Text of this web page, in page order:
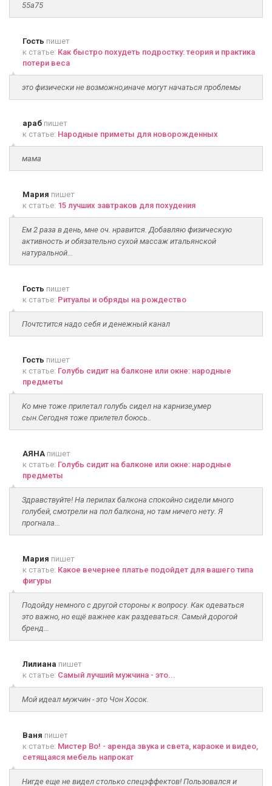
55а75
Гость пишет
к статье: Как быстро похудеть подростку: теория и практика
потери веса
это физически не возможно,иначе могут начаться проблемы
араб пишет
к статье: Народные приметы для новорожденных
мама
Мария пишет
к статье: 15 лучших завтраков для похудения
Ем 2 раза в день, мне оч. нравится. Добавляю физическую
активность и обязательно сухой массаж итальянской
натуральной...
Гость пишет
к статье: Ритуалы и обряды на рождество
Почтстится надо себя и денежный канал
Гость пишет
к статье: Голубь сидит на балконе или окне: народные
предметы
Ко мне тоже прилетал голубь сидел на карнизе,умер
сын.Сегодня тоже прилетел боюсь..
АЯНА пишет
к статье: Голубь сидит на балконе или окне: народные
предметы
Здравствуйте! На перилах балкона спокойно сидели много
голубей, смотрели на пол балкона, но там ничего нету. Я
прогнала...
Мария пишет
к статье: Какое вечернее платье подойдет для вашего типа
фигуры
Подойду немного с другой стороны к вопросу. Как одеваться
это важно, но ещё важнее как раздеваться. Самый дорогой
бренд...
Лилиана пишет
к статье: Самый лучший мужчина - это...
Мой идеал мужчин - это Чон Хосок.
Ваня пишет
к статье: Мистер Во! - аренда звука и света, караоке и видео,
сетящаяся мебель напрокат
Нигде еще не видел столько спецэффектов! Пользовался и